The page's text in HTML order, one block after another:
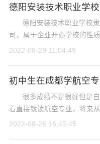
德阳安装技术职业学
德阳安装技术职业学校
司，属于企业开办学校的性
2022-08-29 11:04:49
初中生在成都学航空
很多成绩不是很好但是
着直接就读航空专业，将来
择上，很多的家长和孩子都
2022-08-26 16:45:45